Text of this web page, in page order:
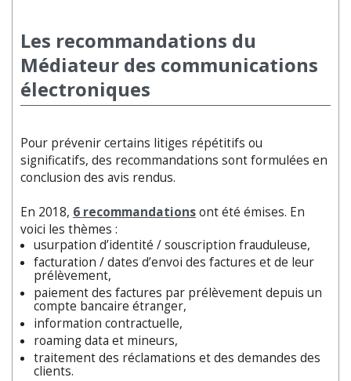
Les recommandations du
Médiateur des communications
électroniques
Pour prévenir certains litiges répétitifs ou
significatifs, des recommandations sont formulées en
conclusion des avis rendus.
En 2018, 6 recommandationsont été émises. En
voici les thèmes :
usurpation d’identité / souscription frauduleuse,
facturation / dates d’envoi des factures et de leur
prélèvement,
paiement des factures par prélèvement depuis un
compte bancaire étranger,
information contractuelle,
roaming data et mineurs,
traitement des réclamations et des demandes des
clients.